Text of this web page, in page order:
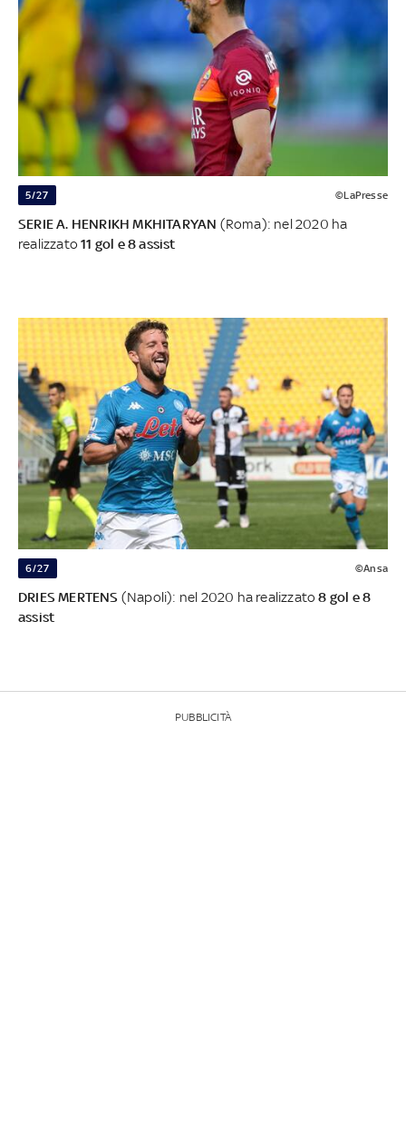
5/27 ©LaPresse
SERIE A. HENRIKH MKHITARYAN (Roma): nel 2020 ha
realizzato 11 gol e 8 assist
6/27 ©Ansa
DRIES MERTENS (Napoli): nel 2020 ha realizzato8 gol e 8
assist
PUBBLICITÀ